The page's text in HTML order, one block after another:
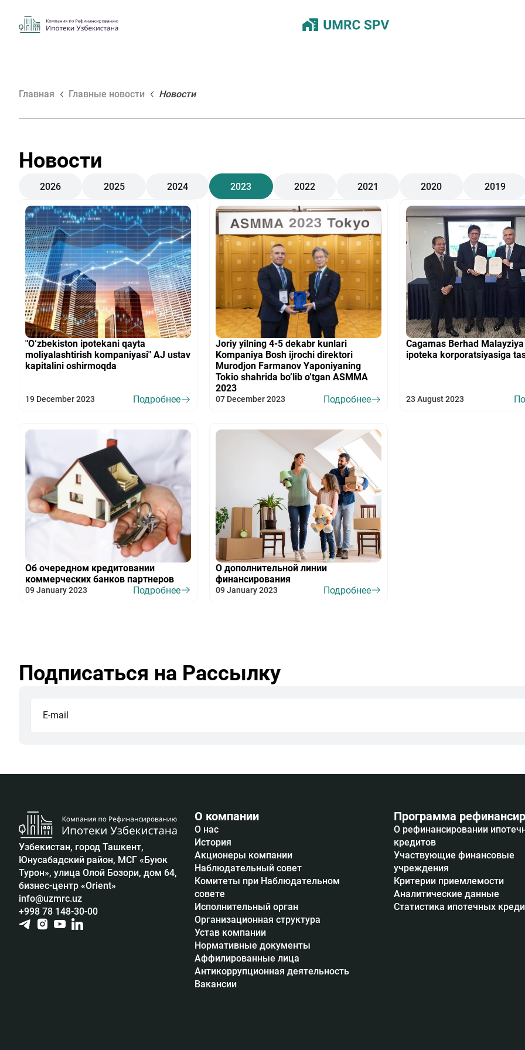
Главная Главные новости Новости
Новости
2026 2025 2024 2023 2022 2021 2020 2019
"O‘zbekiston ipotekani qayta
moliyalashtirish kompaniyasi" AJ ustav
kapitalini oshirmoqda
19 December 2023 Подробнее
Joriy yilning 4-5 dekabr kunlari
Kompaniya Bosh ijrochi direktori
Murodjon Farmanov Yaponiyaning
Tokio shahrida bo’lib o’tgan ASMMA
2023
07 December 2023 Подробнее
Cagamas Berhad
ipoteka korporatsiyasiga
23 August 2023
Об очередном кредитовании
коммерческих банков партнеров
09 January 2023 Подробнее
О дополнительной линии
финансирования
09 January 2023 Подробнее
Подписаться на Рассылку
Узбекистан, город Ташкент,
Юнусабадский район, МСГ «Буюк
Турон», улица Олой Бозори, дом 64,
бизнес-центр «Orient»
info@uzmrc.uz
+998 78 148-30-00
О компании
О нас
История
Акционеры компании
Наблюдательный совет
Комитеты при Наблюдательном
совете
Исполнительный орган
Организационная структура
Устав компании
Нормативные документы
Аффилированные лица
Антикоррупционная деятельность
Вакансии
Программа
О рефинансировании
кредитов
Участвующие финансовые
учреждения
Критерии приемлемости
Аналитические данные
Статистика ипотечных